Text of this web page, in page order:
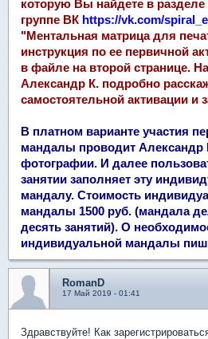
которую Вы найдете в
группе ВК https://vk.com/
"Ментальная матрица для
инструкция по ее первичной
в файле на второй странице.
Александр К. подробно
самостоятельной активации и
В платном варианте участия
мандалы проводит Александр
фотографии. И далее
занятии заполняет эту
мандалу. Стоимость
мандалы 1500 руб. (мандала
десять занятий). О
индивидуальной мандалы
RomanD
17 Май 2019 - 01:41
Здравствуйте! Как